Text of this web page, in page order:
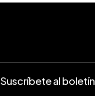
Suscríbete al boletín